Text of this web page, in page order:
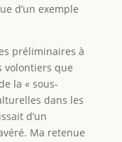
d’un exemple
préliminaires à
volontiers que
la « sous-
dans les
d’un
Ma retenue